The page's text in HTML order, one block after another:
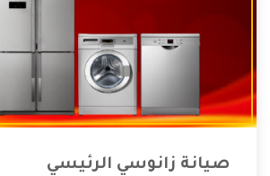
صيانة زانوسي الرئيسي